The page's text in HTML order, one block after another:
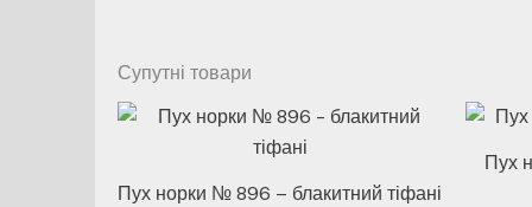
Супутні товари
Пух норки № 896 – блакитний тіфані
Пух